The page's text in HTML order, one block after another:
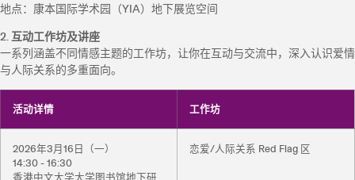
地点：康本国际学术园（YIA）地下展览空间
2. 互动工作坊及讲座
一系列涵盖不同情感主题的工作坊，让你在互动与交流中，深入认识爱情
与人际关系的多重面向。
活动详情 工作坊
2026年3月16日（一）
14:30 - 16:30
香港中文大学大学图书馆地下研
恋爱/人际关系 Red Flag 区